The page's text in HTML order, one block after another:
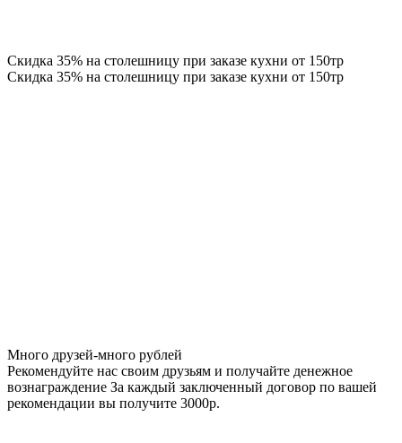
Скидка 35% на столешницу при заказе кухни от 150тр
Скидка 35% на столешницу при заказе кухни от 150тр
Много друзей-много рублей
Рекомендуйте нас своим друзьям и получайте денежное
вознаграждение За каждый заключенный договор по вашей
рекомендации вы получите 3000р.